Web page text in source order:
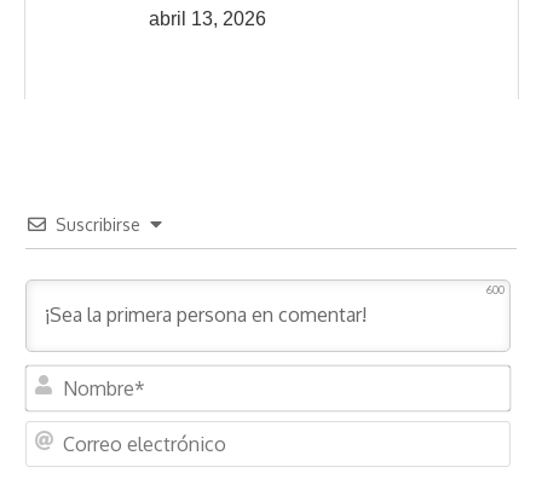
abril 13, 2026
Suscribirse
600
o
m
o